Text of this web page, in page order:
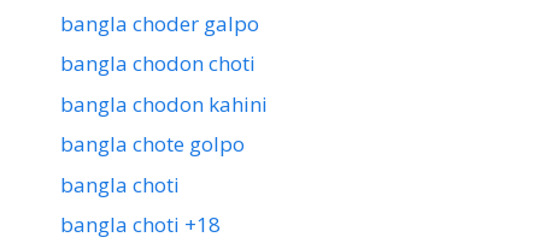
bangla choder galpo
bangla chodon choti
bangla chodon kahini
bangla chote golpo
bangla choti
bangla choti +18